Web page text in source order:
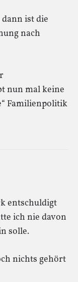
ist die
nach
nun mal keine
Familienpolitik
entschuldigt
ich nie davon
solle.
nichts gehört